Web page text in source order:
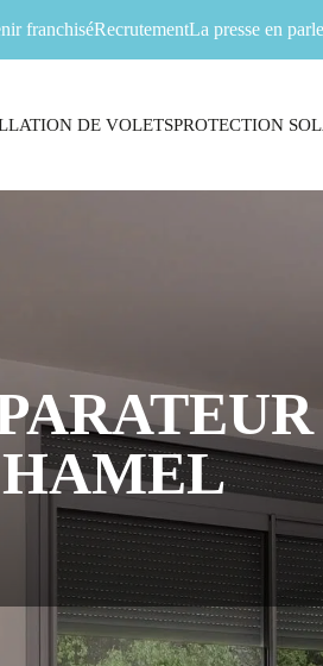
franchiséRecrutementLa presse en
DE VOLETSPROTECTION